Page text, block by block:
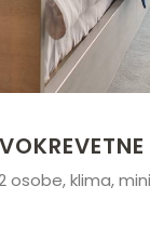
osobe, klima, mini